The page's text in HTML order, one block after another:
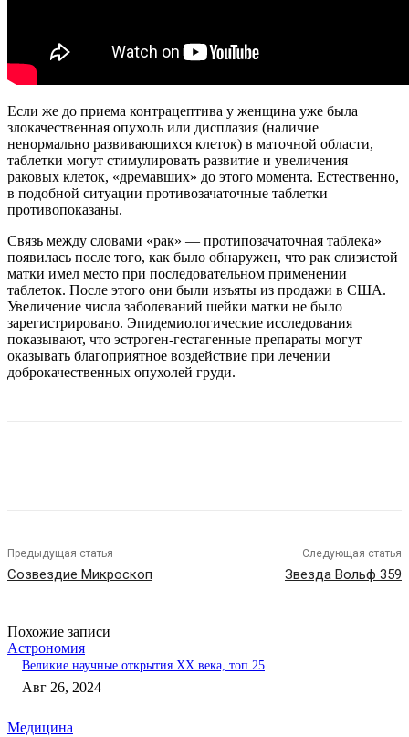
Если же до приема контрацептива у женщина уже была
злокачественная опухоль или дисплазия (наличие
ненормально развивающихся клеток) в маточной области,
таблетки могут стимулировать развитие и увеличения
раковых клеток, «дремавших» до этого момента. Естественно,
в подобной ситуации противозачаточные таблетки
противопоказаны.
Связь между словами «рак» — протипозачаточная таблека»
появилась после того, как было обнаружен, что рак слизистой
матки имел место при последовательном применении
таблеток. После этого они были изъяты из продажи в США.
Увеличение числа заболеваний шейки матки не было
зарегистрировано. Эпидемиологические исследования
показывают, что эстроген-гестагенные препараты могут
оказывать благоприятное воздействие при лечении
доброкачественных опухолей груди.
Предыдущая статья
Созвездие Микроскоп
Следующая статья
Звезда Вольф 359
Похожие записи
Астрономия
Великие научные открытия XX века, топ 25
Авг 26, 2024
Медицина